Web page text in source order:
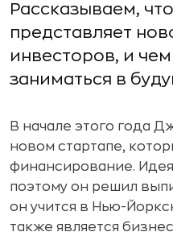
Рассказываем,
представляет
инвесторов, и
заниматься в
В начале этого года
новом стартапе,
финансирование.
поэтому он решил
он учится в Нью-
также является